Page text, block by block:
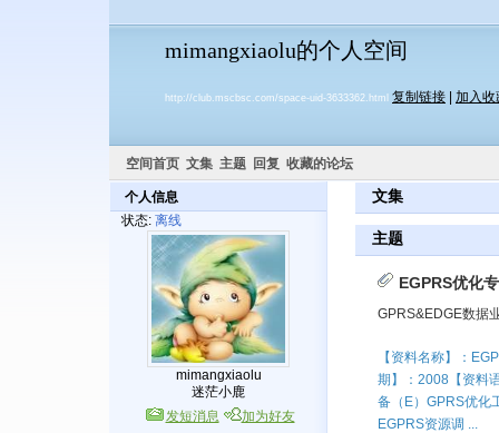
mimangxiaolu的个人空间
http://club.mscbsc.com/space-uid-3633362.html 复制链接 加入收
空间首页 文集 主题 回复 收藏的论坛
个人信息
状态: 离线
mimangxiaolu
迷茫小鹿
发短消息
加为好友
文集
主题
EGPRS优化
GPRS&EDGE数据
【资料名称】：
期】：2008【资料
备（E）GPRS优化
EGPRS资源调 ...